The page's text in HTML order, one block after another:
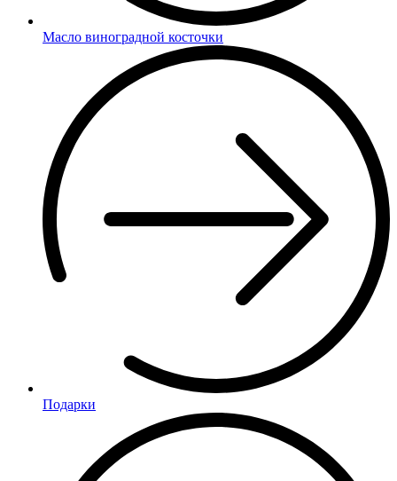
Масло виноградной косточки
Подарки